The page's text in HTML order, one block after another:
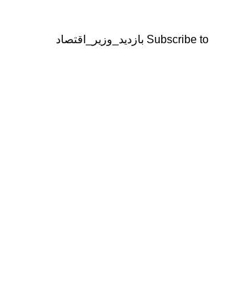
Subscribe to بازدید_وزیر_اقتصاد